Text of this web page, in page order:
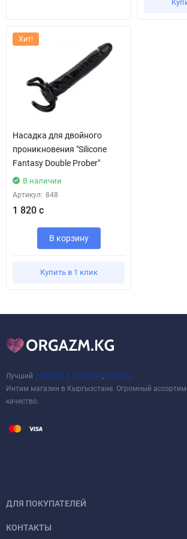
Хит!
Насадка для двойного
проникновения "Silicone
Fantasy Double Prober"
В наличии
Артикул: 848
1 820 с
В корзину
Купить в 1 клик
Лучший сексшоп в Бишкеке sexshop
Интим магазин в Кыргызстане. Огромный
качество.
ДЛЯ ПОКУПАТЕЛЕЙ
КОНТАКТЫ